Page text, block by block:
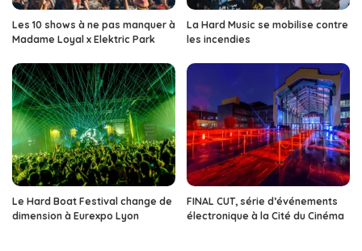
Les 10 shows à ne pas manquer à
Madame Loyal x Elektric Park
La Hard Music se mobilise contre
les incendies
Le Hard Boat Festival change de
dimension à Eurexpo Lyon
FINAL CUT, série d’événements
électronique à la Cité du Cinéma